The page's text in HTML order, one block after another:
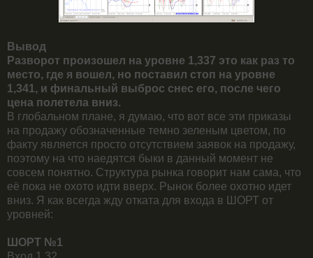
Вывод
Разворот произошел на уровне 1,337 это как раз то
место, где я вошел, но поставил стоп на уровне
1,341, и финальный выброс снес его, после чего
цена полетела вниз.
В глобальном плане, я думаю, что вот все эти приказы
на продажу обозначенные темно зеленым цветом, по
факту является просто отсутствием заявок на продажу,
поэтому на что наедятся быки в данный момент не
совсем понятно. Структура рынка говорит нам сама, что
её пока не охото идти вверх. Рынок более охотно идет
вниз. Я как всегда жду отката для входа в ШОРТ от
уровней:
ШОРТ №1